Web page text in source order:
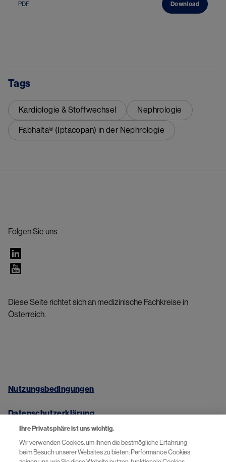
PDF Download
Tags
Kardiologie & Stoffwechsel Nephrologie
Fabhalta® (Iptacopan) in der Nephrologie
Folgen Sie uns
Diese Seite richtet sich an medizinische Fachkreise in
Österreich.
Nutzungsbedingungen
Datenschutzerklärung
Ihre Privatsphäre ist uns wichtig.
Wir verwenden Cookies, um Ihnen die bestmögliche Erfahrung
beim Besuch unserer Websites zu bieten: Performance Cookies